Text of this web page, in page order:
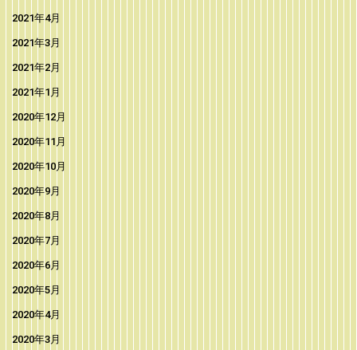
2021年4月
2021年3月
2021年2月
2021年1月
2020年12月
2020年11月
2020年10月
2020年9月
2020年8月
2020年7月
2020年6月
2020年5月
2020年4月
2020年3月